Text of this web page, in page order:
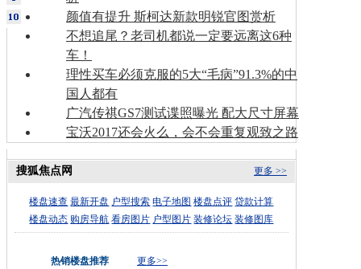
颜值有提升 斯柯达新款明锐官图赏析
不想追尾？老司机都说一定要远离这6种
车！
理性买车必须克服的5大“毛病”91.3%的中
国人都有
广汽传祺GS7测试谍照曝光 配大尺寸屏幕
宝沃2017还会火么，会不会重复观致之路
更多 >>
搜狐焦点网
楼盘速查 最新开盘 户型搜索 电子地图 楼盘点评 贷款计算
楼盘动态 购房导航 看房图片 户型图片 装修论坛 装修图库
热销楼盘推荐 更多>>